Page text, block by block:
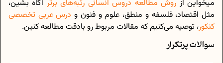
میخواین از روش مطالعه دروس انسانی رتبه‌های برتر آگاه بشین،
مثل اقتصاد، فلسفه و منطق، علوم و فنون و درس عربی تخصصی
کنکور، توصیه می‌کنیم که مقالات مربوط رو بادقت مطالعه کنین.
سوالات پرتکرار